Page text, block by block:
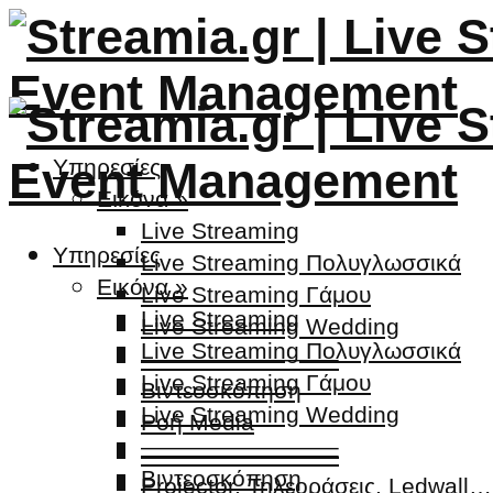
Υπηρεσίες
Εικόνα »
Live Streaming
Live Streaming Πολυγλωσσικά
Live Streaming Γάμου
Live Streaming Wedding
————————–
Βιντεοσκόπηση
Ροή Media
————————–
Projector, Τηλεοράσεις, Ledwall…
Υπηρεσίες
Εικόνα »
Live Streaming
Live Streaming Πολυγλωσσικά
Live Streaming Γάμου
Live Streaming Wedding
————————–
Βιντεοσκόπηση